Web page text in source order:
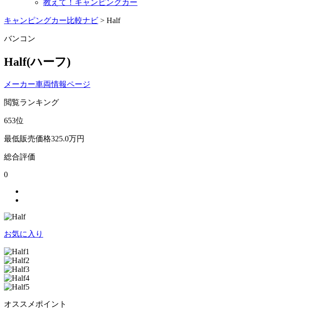
教えて！キャンピングカー
キャンピングカー比較ナビ > Half
バンコン
Half(ハーフ)
メーカー車両情報ページ
閲覧ランキング
653位
最低販売価格325.0万円
総合評価
0
お気に入り
オススメポイント